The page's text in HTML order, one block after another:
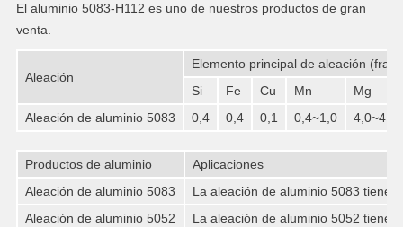
El aluminio 5083-H112 es uno de nuestros productos de gran
venta.
Aleación
Elemento principal de aleación
Si
Fe Cu Mn
Mg
Aleación de aluminio 5083
0,4 0,4 0,1 0,4~1,0 4,0~4,9
Productos de aluminio
Aplicaciones
Aleación de aluminio 5083
La aleación de aluminio 5083 tiene
Aleación de aluminio 5052
La aleación de aluminio 5052 tiene